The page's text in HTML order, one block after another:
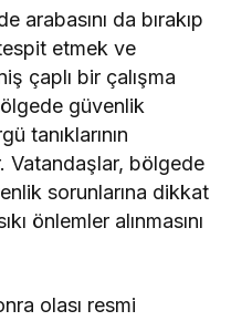
arabasını da bırakıp
etmek ve
çaplı bir çalışma
güvenlik
tanıklarının
Vatandaşlar, bölgede
sorunlarına dikkat
önlemler alınmasını
olası resmi